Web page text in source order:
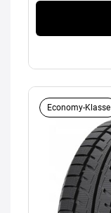
Economy-Klasse